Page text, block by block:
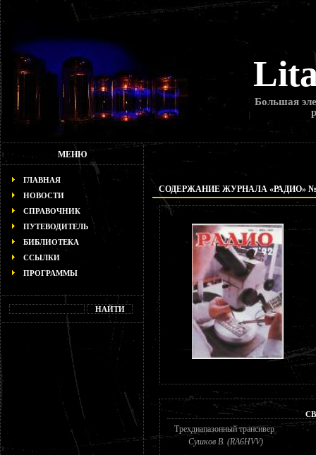
Большая
МЕНЮ
ГЛАВНАЯ
НОВОСТИ
СПРАВОЧНИК
ПУТЕВОДИТЕЛЬ
БИБЛИОТЕКА
ССЫЛКИ
ПРОГРАММЫ
СОДЕРЖАНИЕ ЖУРНАЛА «РАДИО» №
Трехдиапазонный трансивер
Сушков В. (RA6HVV)